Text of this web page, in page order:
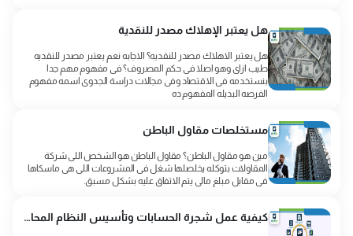
هل يعتبر الإهلاك مصدر للنقدية
هل يعتبر الاهلاك مصدر للنقديه؟ الاجابه نعم يعتبر مصدر للنقديه
طيب ازاى وهو اصلا فى حكم المصروف؟ فى مفهوم مهم جدا
بنستخدمه فى الاقتصاد وفى مجالات دراسة الجدوى اسمه مفهوم
الفرصه البديله المفهوم ده
مستخلصات مقاول الباطن
مين هو مقاول الباطن؟ مقاول الباطن هو الشخص اللى شركة
المقاولات بتوكله يخلصلها شغل فى المشروعات اللى هى ماسكاها
فى مقابل مبلغ مالي يتم الاتفاق عليه بشكل مسبق.
كيفية عمل شجرة الحسابات وتأسيس النظام المحاسبي